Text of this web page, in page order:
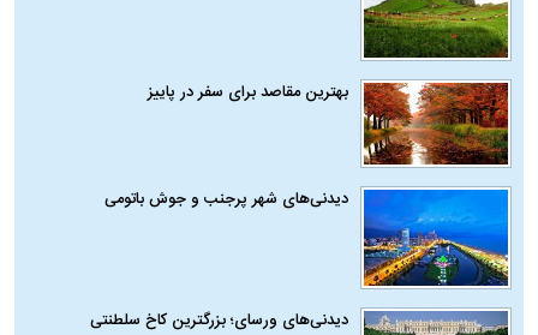
بهترین مقاصد برای سفر در پاییز
دیدنی‌های شهر پرجنب و جوش باتومی
دیدنی‌های ورسای؛ بزرگترین کاخ سلطنتی